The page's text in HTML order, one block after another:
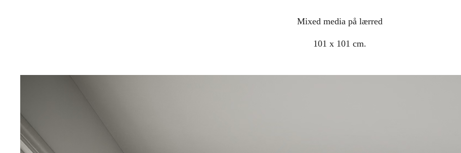
Mixed media på lærred
101 x 101 cm.